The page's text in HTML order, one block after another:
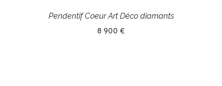
Pendentif Coeur Art Déco diamants
8 900 €